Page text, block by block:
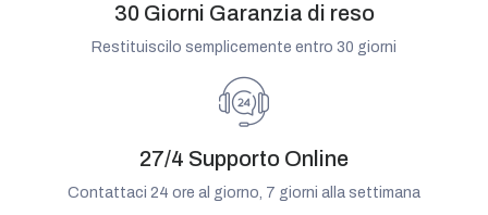
30 Giorni Garanzia di reso
Restituiscilo semplicemente entro 30 giorni
27/4 Supporto Online
Contattaci 24 ore al giorno, 7 giorni alla settimana